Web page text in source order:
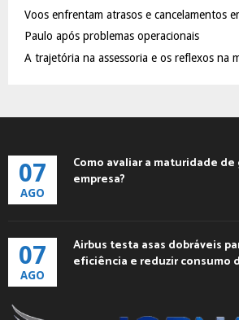
Voos enfrentam atrasos e cancelamentos
Paulo após problemas operacionais
A trajetória na assessoria e os reflexos na
07
AGO
Como avaliar a maturidade
empresa?
07
AGO
Airbus testa asas dobráveis
eficiência e reduzir consumo